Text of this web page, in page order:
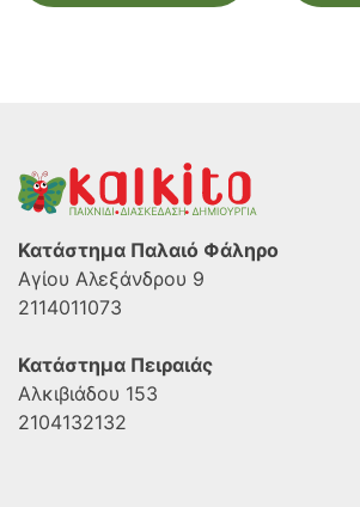
Κατάστημα Παλαιό Φάληρο
Αγίου Αλεξάνδρου 9
2114011073
Κατάστημα Πειραιάς
Αλκιβιάδου 153
2104132132